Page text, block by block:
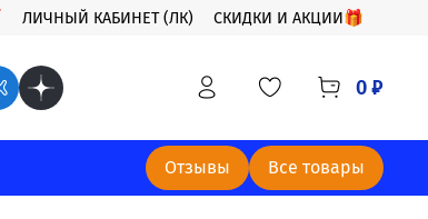
ЛИЧНЫЙ КАБИНЕТ (ЛК) СКИДКИ И АКЦИИ🎁
0 ₽
Отзывы Все товары